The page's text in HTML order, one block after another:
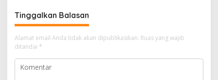
Tinggalkan Balasan
Alamat email Anda tidak akan dipublikasikan. Ruas yang wajib
ditandai *